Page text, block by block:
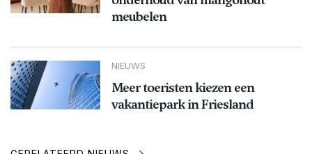
meubelen
NIEUWS
Meer toeristen kiezen een
vakantiepark in Friesland